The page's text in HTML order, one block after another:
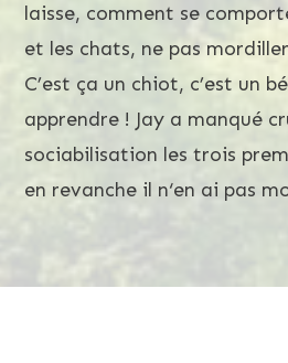
laisse, comment se
et les chats, ne pas
C’est ça un chiot, c’est un
apprendre ! Jay a manqué
sociabilisation les trois
en revanche il n‘en ai pas